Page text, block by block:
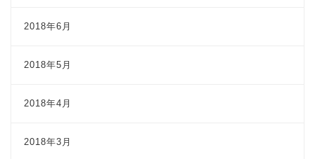
2018年6月
2018年5月
2018年4月
2018年3月